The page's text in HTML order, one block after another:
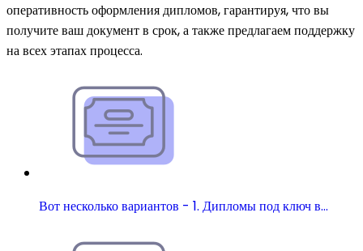
оперативность оформления дипломов, гарантируя, что вы
получите ваш документ в срок, а также предлагаем поддержку
на всех этапах процесса.
Вот несколько вариантов - 1. Дипломы под ключ в…